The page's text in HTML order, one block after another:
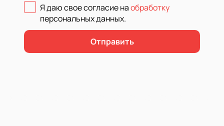
Я даю свое согласие наобработку
персональных данных.
Отправить